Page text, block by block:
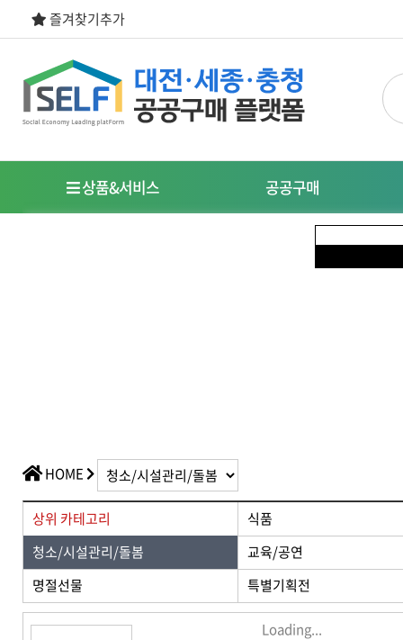
즐겨찾기추가
상품&서비스 공공구매
사회적경제기업이란?
가치플러스
HOME
상위 카테고리
식품
청소/시설관리/돌봄
교육/공연
명절선물
특별기획전
Loading...